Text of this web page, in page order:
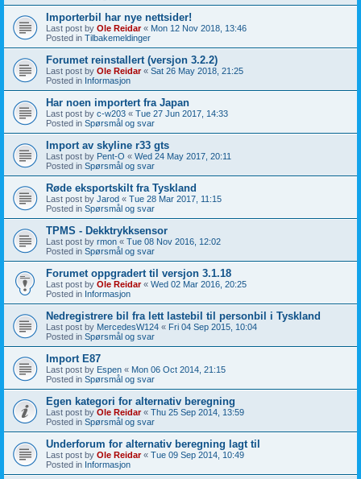
Importerbil har nye nettsider!
Last post by Ole Reidar« Mon 12 Nov 2018, 13:46
Posted in Tilbakemeldinger
Forumet reinstallert (versjon 3.2.2)
Last post by Ole Reidar« Sat 26 May 2018, 21:25
Posted in Informasjon
Har noen importert fra Japan
Last post by c-w203 « Tue 27 Jun 2017, 14:33
Posted in Spørsmål og svar
Import av skyline r33 gts
Last post by Pent-O « Wed 24 May 2017, 20:11
Posted in Spørsmål og svar
Røde eksportskilt fra Tyskland
Last post by Jarod « Tue 28 Mar 2017, 11:15
Posted in Spørsmål og svar
TPMS - Dekktrykksensor
Last post by rmon « Tue 08 Nov 2016, 12:02
Posted in Spørsmål og svar
Forumet oppgradert til versjon 3.1.18
Last post by Ole Reidar« Wed 02 Mar 2016, 20:25
Posted in Informasjon
Nedregistrere bil fra lett lastebil til personbil i Tyskland
Last post by MercedesW124 « Fri 04 Sep 2015, 10:04
Posted in Spørsmål og svar
Import E87
Last post by Espen « Mon 06 Oct 2014, 21:15
Posted in Spørsmål og svar
Egen kategori for alternativ beregning
Last post by Ole Reidar« Thu 25 Sep 2014, 13:59
Posted in Spørsmål og svar
Underforum for alternativ beregning lagt til
Last post by Ole Reidar« Tue 09 Sep 2014, 10:49
Posted in Informasjon